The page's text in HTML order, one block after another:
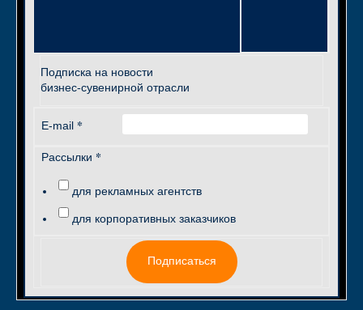
Подписка на новости
бизнес-сувенирной отрасли
E-mail *
Рассылки *
для рекламных агентств
для корпоративных заказчиков
Подписаться